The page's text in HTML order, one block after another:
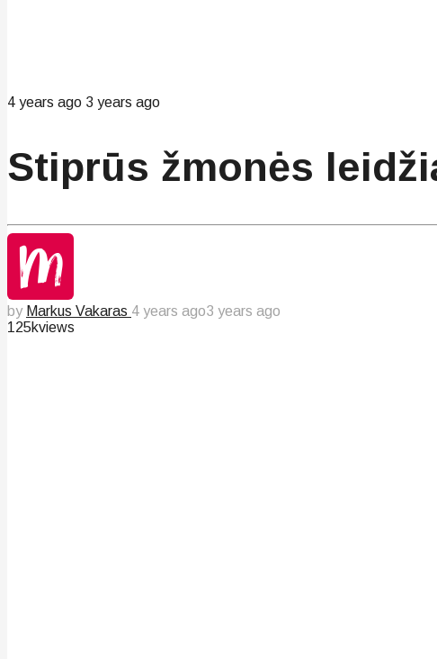
4 years ago 3 years ago
Stiprūs žmonės
by Markus Vakaras 4 years ago3 years ago
125kviews